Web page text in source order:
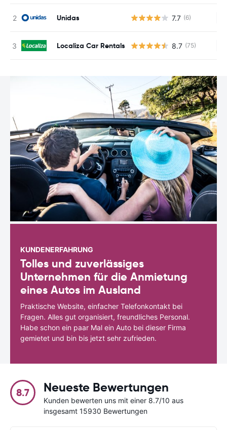
Unidas 7.7 (6)
Localiza Car Rentals 8.7 (75)
KUNDENERFAHRUNG
Tolles und zuverlässiges
Unternehmen für die Anmietung
eines Autos im Ausland
Praktische Website, einfacher Telefonkontakt bei
Fragen. Alles gut organisiert, freundliches Personal.
Habe schon ein paar Mal ein Auto bei dieser Firma
gemietet und bin bis jetzt sehr zufrieden.
8.7 Neueste Bewertungen
Kunden bewerten uns mit einer 8.7/10 aus
insgesamt 15930 Bewertungen